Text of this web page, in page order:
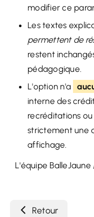
modifier ce
Les textes
permettent de
restent
pédagogique.
L'option n'a
interne des
recréditations
strictement une
affichage.
L'équipe
Retour